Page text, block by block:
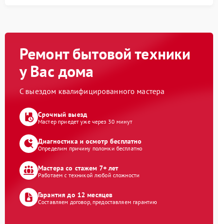
Ремонт бытовой техники
у Вас дома
С выездом квалифицированного мастера
Срочный выезд
Мастер приедет уже через 30 минут
Диагностика и осмотр бесплатно
Определим причину поломки бесплатно
Мастера со стажем 7+ лет
Работаем с техникой любой сложности
Гарантия до 12 месяцев
Составляем договор, предоставляем гарантию